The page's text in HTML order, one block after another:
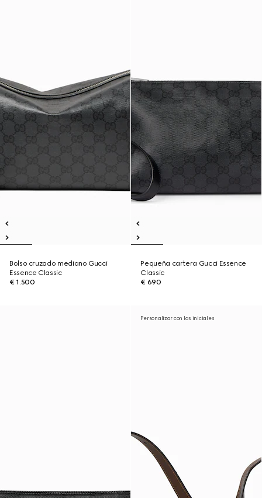
Bolso cruzado mediano Gucci
Essence Classic
€ 1.500
Pequeña cartera Gucci Essence
Classic
€ 690
Personalizar con las iniciales